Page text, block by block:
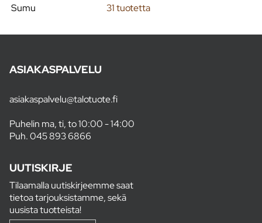
Sumu
31 tuotetta
ASIAKASPALVELU
asiakaspalvelu@talotuote.fi
Puhelin ma, ti, to 10:00 - 14:00
Puh.045 893 6866
UUTISKIRJE
Tilaamalla uutiskirjeemme saat
tietoa tarjouksistamme, sekä
uusista tuotteista!